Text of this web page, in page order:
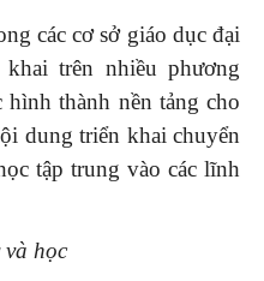
các cơ sở giáo dục đại
trên nhiều phương
thành nền tảng cho
dung triển khai chuyển
tập trung vào các lĩnh
học